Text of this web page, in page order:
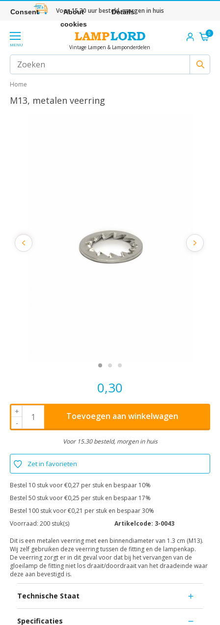
Voor 15.30 uur besteld, morgen in huis
MENU Vintage Lampen & Lamponderdelen
0
Home
M13, metalen veerring
0,30
+
-
Toevoegen aan winkelwagen
Voor 15.30 besteld, morgen in huis
Zet in favorieten
Bestel 10 stuk voor €0,27 per stuk en bespaar 10%
Bestel 50 stuk voor €0,25 per stuk en bespaar 17%
Bestel 100 stuk voor €0,21 per stuk en bespaar 30%
Voorraad: 200 stuk(s) Artikelcode: 3-0043
Dit is een metalen veerring met een binnendiameter van 1.3 cm (M13).
Wij zelf gebruiken deze veerring tussen de fitting en de lampenkap.
De veerring zorgt er in dit geval voor dat bij het vervangen van de
gloeilamp de fitting niet los draait/doordraait van het draadeinde waar
deze aan bevestigd is.
Technische Staat
Specificaties
Consent
About
cookies
Details